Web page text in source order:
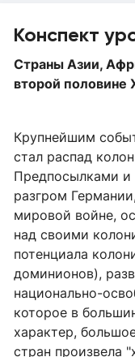
Конспект
Страны Азии,
второй половине
Крупнейшим
стал распад
Предпосылками и
разгром
мировой войне,
над своими
потенциала
доминионов),
национально-
которое в
характер,
стран произвела